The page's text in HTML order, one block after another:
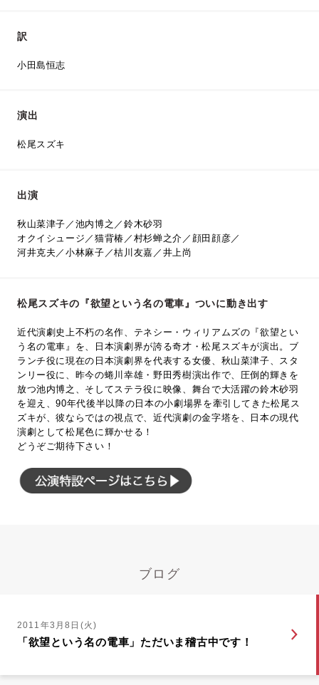
訳
小田島恒志
演出
松尾スズキ
出演
秋山菜津子／池内博之／鈴木砂羽
オクイシュージ／猫背椿／村杉蝉之介／顔田顔彦／
河井克夫／小林麻子／桔川友嘉／井上尚
松尾スズキの『欲望という名の電車』ついに動き出す
近代演劇史上不朽の名作、テネシー・ウィリアムズの『欲望とい
う名の電車』を、日本演劇界が誇る奇才・松尾スズキが演出。ブ
ランチ役に現在の日本演劇界を代表する女優、秋山菜津子、スタ
ンリー役に、昨今の蜷川幸雄・野田秀樹演出作で、圧倒的輝きを
放つ池内博之、そしてステラ役に映像、舞台で大活躍の鈴木砂羽
を迎え、90年代後半以降の日本の小劇場界を牽引してきた松尾ス
ズキが、彼ならではの視点で、近代演劇の金字塔を、日本の現代
演劇として松尾色に輝かせる！
どうぞご期待下さい！
ブログ
2011年3月8日(火)
「欲望という名の電車」ただいま稽古中です！